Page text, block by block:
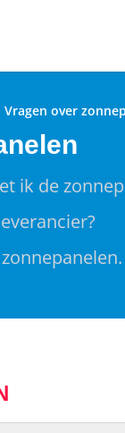
Vragen over
ik de